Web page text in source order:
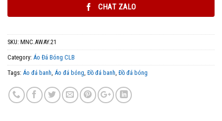
CHAT ZALO
SKU: MNC.AWAY.21
Category: Áo Đá Bóng CLB
Tags: Áo đá banh, Áo đá bóng, Đồ đá banh, Đồ đá bóng